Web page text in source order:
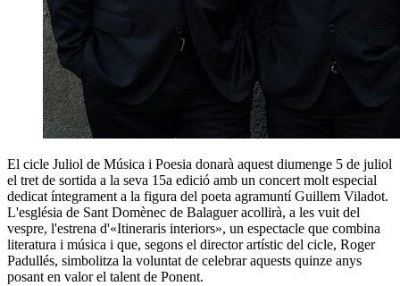
El cicle Juliol de Música i Poesia donarà aquest diumenge 5 de juliol
el tret de sortida a la seva 15a edició amb un concert molt especial
dedicat íntegrament a la figura del poeta agramuntí Guillem Viladot.
L'església de Sant Domènec de Balaguer acollirà, a les vuit del
vespre, l'estrena d'«Itineraris interiors», un espectacle que combina
literatura i música i que, segons el director artístic del cicle, Roger
Padullés, simbolitza la voluntat de celebrar aquests quinze anys
posant en valor el talent de Ponent.